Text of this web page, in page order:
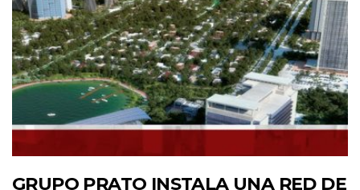
GRUPO PRATO INSTALA UNA RED DE